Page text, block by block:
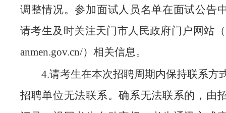
调整情况。参加面试人员名单在面试公告
请考生及时关注天门市人民政府门户网站
anmen.gov.cn/）相关信息。
4.请考生在本次招聘周期内保持联系方
招聘单位无法联系。确系无法联系的，由